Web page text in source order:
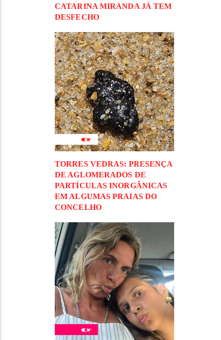
CATARINA MIRANDA JÁ TEM
DESFECHO
TORRES VEDRAS: PRESENÇA
DE AGLOMERADOS DE
PARTÍCULAS INORGÂNICAS
EM ALGUMAS PRAIAS DO
CONCELHO